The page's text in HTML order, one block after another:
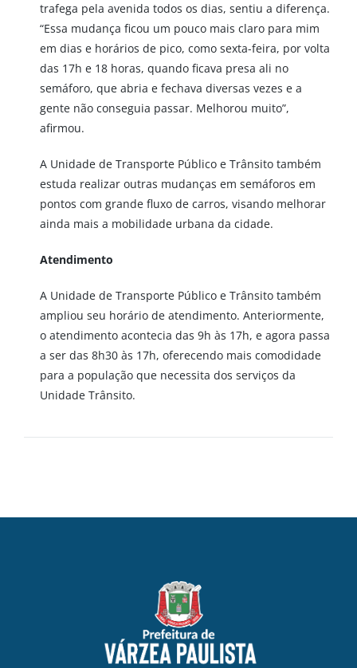
trafega pela avenida todos os dias, sentiu a diferença.
“Essa mudança ficou um pouco mais claro para mim
em dias e horários de pico, como sexta-feira, por volta
das 17h e 18 horas, quando ficava presa ali no
semáforo, que abria e fechava diversas vezes e a
gente não conseguia passar. Melhorou muito”,
afirmou.
A Unidade de Transporte Público e Trânsito também
estuda realizar outras mudanças em semáforos em
pontos com grande fluxo de carros, visando melhorar
ainda mais a mobilidade urbana da cidade.
Atendimento
A Unidade de Transporte Público e Trânsito também
ampliou seu horário de atendimento. Anteriormente,
o atendimento acontecia das 9h às 17h, e agora passa
a ser das 8h30 às 17h, oferecendo mais comodidade
para a população que necessita dos serviços da
Unidade Trânsito.